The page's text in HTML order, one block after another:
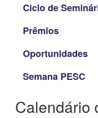
Ciclo de
Prêmios
Oportunidades
Semana PESC
Calendário